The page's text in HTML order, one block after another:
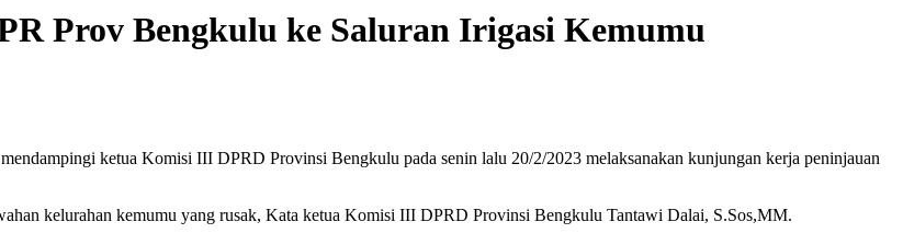
Prov Bengkulu ke Saluran Irigasi Kemumu
ketua Komisi III DPRD Provinsi Bengkulu pada senin lalu 20/2/2023 melaksanakan kunjungan kerja peninjauan
kelurahan kemumu yang rusak, Kata ketua Komisi III DPRD Provinsi Bengkulu Tantawi Dalai, S.Sos,MM.